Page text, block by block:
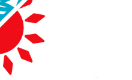
distanțe lungiDistanța de
alimentare cu aer ajunge la 4m, înd